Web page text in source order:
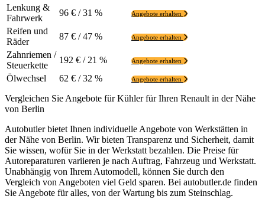
Lenkung &
Fahrwerk
96 € / 31 % Angebote erhalten
Reifen und
Räder
87 € / 47 % Angebote erhalten
Zahnriemen /
Steuerkette
192 € / 21 % Angebote erhalten
Ölwechsel 62 € / 32 % Angebote erhalten
Vergleichen Sie Angebote für Kühler für Ihren Renault in der Nähe
von Berlin
Autobutler bietet Ihnen individuelle Angebote von Werkstätten in
der Nähe von Berlin. Wir bieten Transparenz und Sicherheit, damit
Sie wissen, wofür Sie in der Werkstatt bezahlen. Die Preise für
Autoreparaturen variieren je nach Auftrag, Fahrzeug und Werkstatt.
Unabhängig von Ihrem Automodell, können Sie durch den
Vergleich von Angeboten viel Geld sparen. Bei autobutler.de finden
Sie Angebote für alles, von der Wartung bis zum Steinschlag.